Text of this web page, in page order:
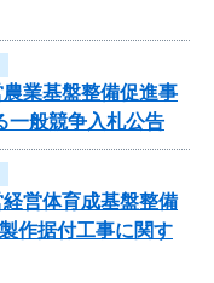
業基盤整備促進事
般競争入札公告
営体育成基盤整備
作据付工事に関す